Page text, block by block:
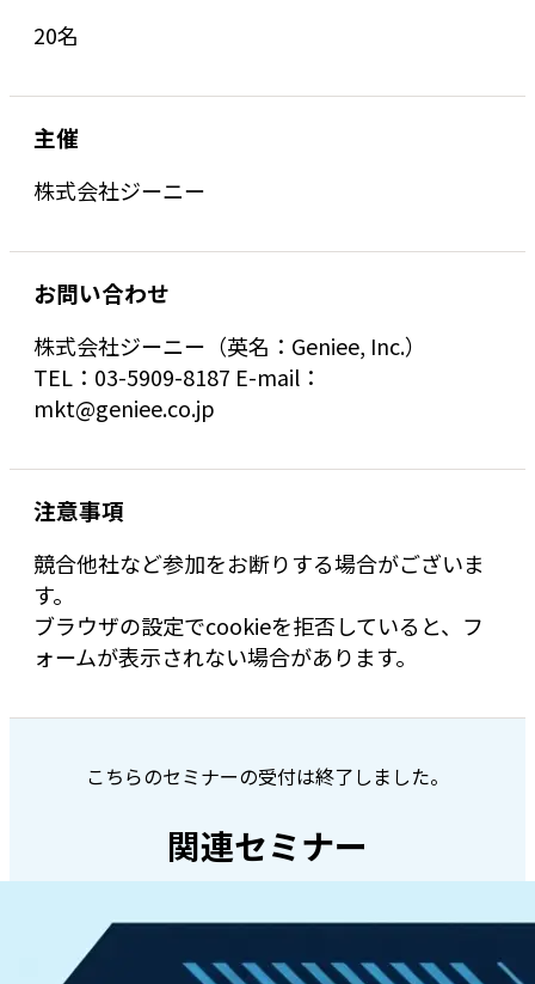
20名
主催
株式会社ジーニー
お問い合わせ
株式会社ジーニー（英名：Geniee, Inc.）
TEL：03-5909-8187 E-mail：
mkt@geniee.co.jp
注意事項
競合他社など参加をお断りする場合がございま
す。
ブラウザの設定でcookieを拒否していると、フ
ォームが表示されない場合があります。
こちらのセミナーの受付は終了しました。
関連セミナー